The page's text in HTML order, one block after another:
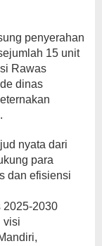
penyerahan
15 unit
Rawas
dinas
nyata dari
para
dan efisiensi
2025-2030
visi